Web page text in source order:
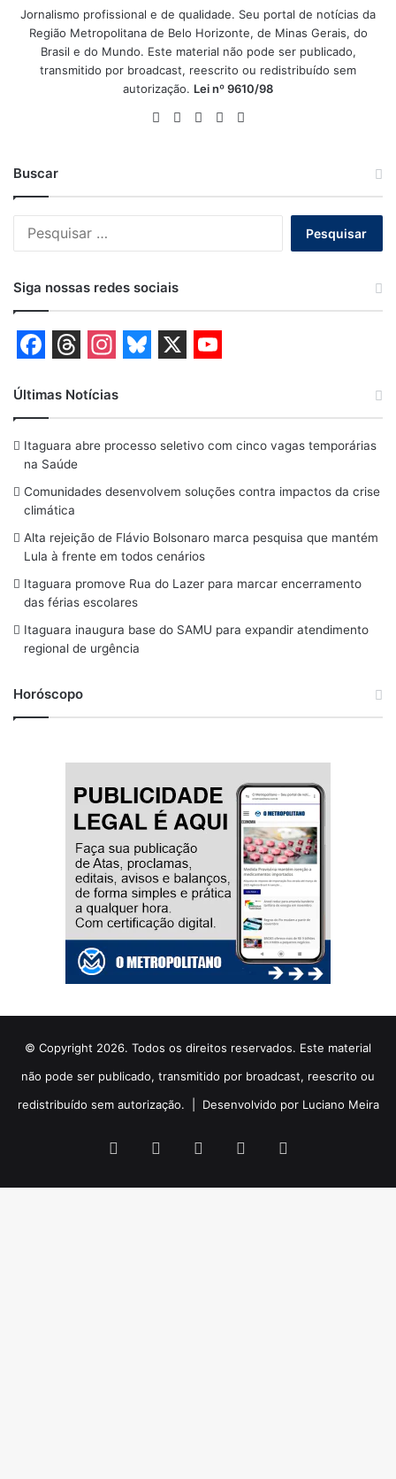
Jornalismo profissional e de qualidade. Seu portal de notícias da
Região Metropolitana de Belo Horizonte, de Minas Gerais, do
Brasil e do Mundo. Este material não pode ser publicado,
transmitido por broadcast, reescrito ou redistribuído sem
autorização. Lei nº 9610/98
WebsiteFacebook
X YouTube
Buscar
Siga nossas redes sociais
a
c
e
b
o
o
k
h
r
e
a
d
s
n
s
t
a
r
a
m
u
e
s
y
u
T
u
e
Últimas Notícias
Itaguara abre processo seletivo com cinco vagas temporárias
na Saúde
Comunidades desenvolvem soluções contra impactos da crise
climática
Alta rejeição de Flávio Bolsonaro marca pesquisa que mantém
Lula à frente em todos cenários
Itaguara promove Rua do Lazer para marcar encerramento
das férias escolares
Itaguara inaugura base do SAMU para expandir atendimento
regional de urgência
Horóscopo
© Copyright 2026. Todos os direitos reservados. Este material
não pode ser publicado, transmitido por broadcast, reescrito ou
redistribuído sem autorização. | Desenvolvido por Luciano Meira
Facebook YouTubeInstagram